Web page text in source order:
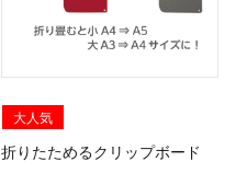
大人気
折りたためるクリップボード